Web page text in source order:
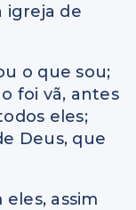
igreja de
o que sou;
foi vã, antes
eles;
Deus, que
eles, assim